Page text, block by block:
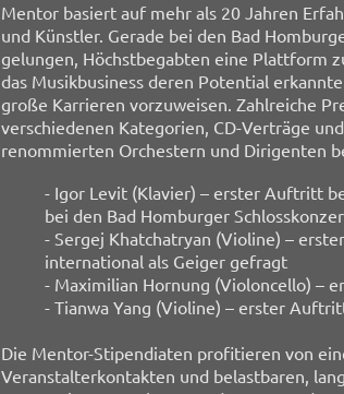
Mentor basiert auf mehr als 20 Jahren
und Künstler. Gerade bei den Bad
gelungen, Höchstbegabten eine Plattform
das Musikbusiness deren Potential
große Karrieren vorzuweisen. Zahlreiche
verschiedenen Kategorien, CD-Verträge
renommierten Orchestern und Dirigenten
- Igor Levit (Klavier) – erster Auftritt
bei den Bad Homburger
- Sergej Khatchatryan (Violine) –
international als Geiger gefragt
- Maximilian Hornung (Violoncello) –
- Tianwa Yang (Violine) – erster
Die Mentor-Stipendiaten profitieren von
Veranstalterkontakten und belastbaren,